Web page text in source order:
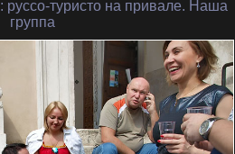
: руссо-туристо на привале. Наша
группа